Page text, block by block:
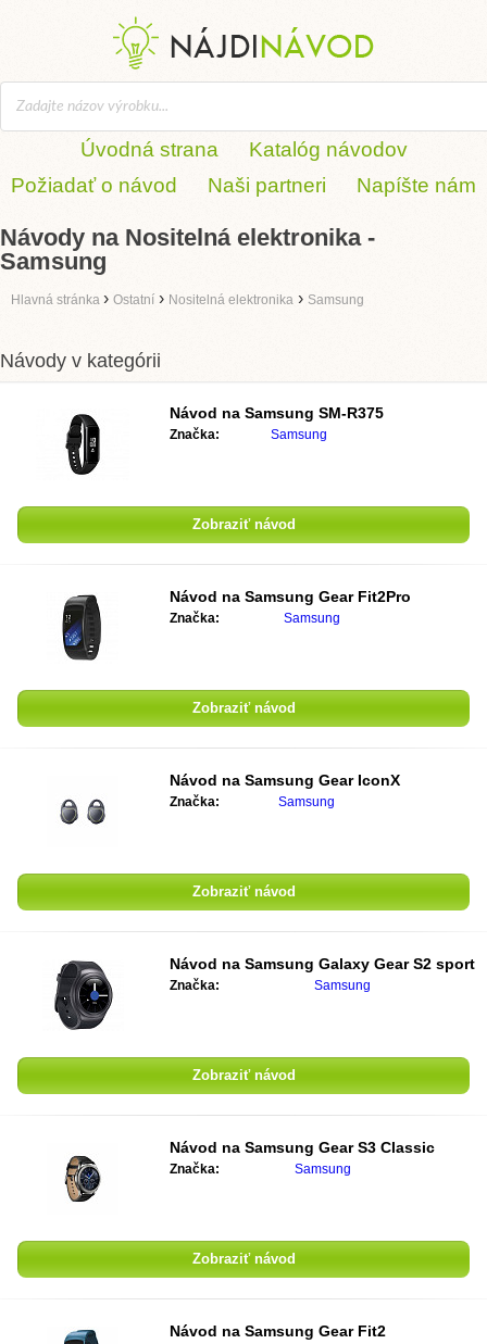
Úvodná strana
Katalóg návodov
Požiadať o návod
Naši partneri Napíšte nám
Návody na Nositelná elektronika -
Samsung
Hlavná stránka › Ostatní › Nositelná elektronika › Samsung
Návody v kategórii
Návod na Samsung SM-R375
Značka: Samsung
Zobraziť návod
Návod na Samsung Gear Fit2Pro
Značka: Samsung
Zobraziť návod
Návod na Samsung Gear IconX
Značka: Samsung
Zobraziť návod
Návod na Samsung Galaxy Gear S2 sport
Značka: Samsung
Zobraziť návod
Návod na Samsung Gear S3 Classic
Značka: Samsung
Zobraziť návod
Návod na Samsung Gear Fit2